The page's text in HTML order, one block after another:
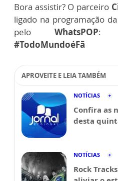
Bora assistir? O parceiro
ligado na programação da
pelo WhatsPOP:
#TodoMundoéFã
APROVEITE E LEIA TAMBÉM
NOTÍCIAS
Confira as
desta
NOTÍCIAS
Rock